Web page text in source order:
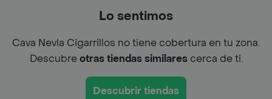
Lo sentimos
Cava Nevla Cigarrillos no tiene cobertura en tu zona.
Descubreotras tiendas similarescerca de ti.
Descubrir tiendas